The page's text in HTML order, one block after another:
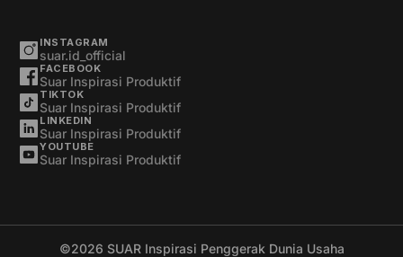
INSTAGRAM
suar.id_official
FACEBOOK
Suar Inspirasi Produktif
TIKTOK
Suar Inspirasi Produktif
LINKEDIN
Suar Inspirasi Produktif
YOUTUBE
Suar Inspirasi Produktif
©2026 SUAR Inspirasi Penggerak Dunia Usaha